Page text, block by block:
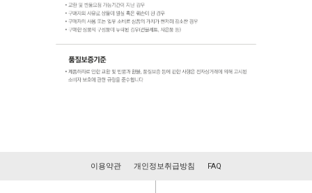
이용약관 개인정보취급방침 FAQ